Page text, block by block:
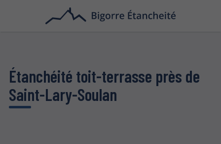
Étanchéité toit-terrasse près de
Saint-Lary-Soulan